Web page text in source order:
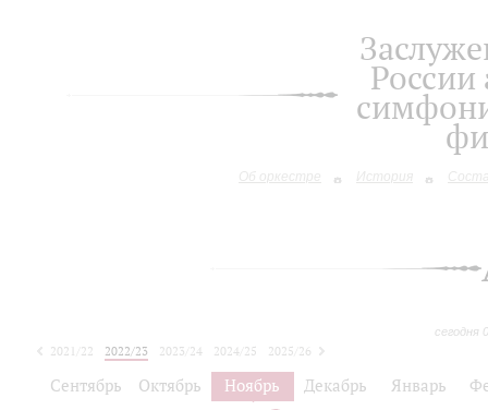
Об оркестре История
сегодня
2021/22 2022/23 2023/24 2024/25
2025/26
Сентябрь Октябрь Ноябрь Декабрь Январь